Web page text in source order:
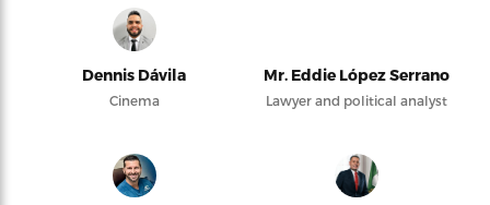
Dennis Dávila
Cinema
Mr. Eddie López Serrano
Lawyer and political analyst